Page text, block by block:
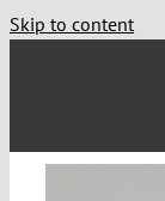
Skip to content